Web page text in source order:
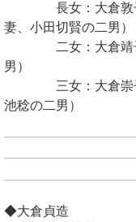
長女：大倉敦子
妻、小田切賢の二男）
二女：大倉靖子（
男）
三女：大倉崇子
池稔の二男）
◆大倉貞造